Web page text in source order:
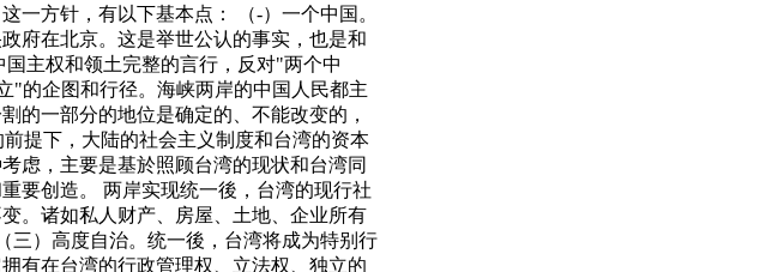
一方针，有以下基本点： （-）一个中国。
府在北京。这是举世公认的事实，也是和
主权和领土完整的言行，反对"两个中
的企图和行径。海峡两岸的中国人民都主
的一部分的地位是确定的、不能改变的，
提下，大陆的社会主义制度和台湾的资本
虑，主要是基於照顾台湾的现状和台湾同
要创造。 两岸实现统一後，台湾的现行社
。诸如私人财产、房屋、土地、企业所有
三）高度自治。统一後，台湾将成为特别行
有在台湾的行政管理权、立法权、独立的